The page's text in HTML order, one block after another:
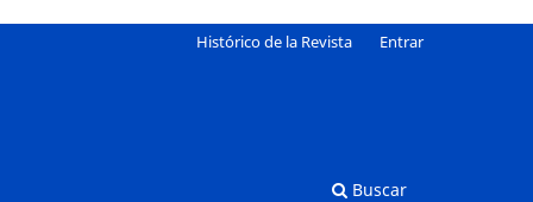
Buscar
Histórico de la Revista Entrar